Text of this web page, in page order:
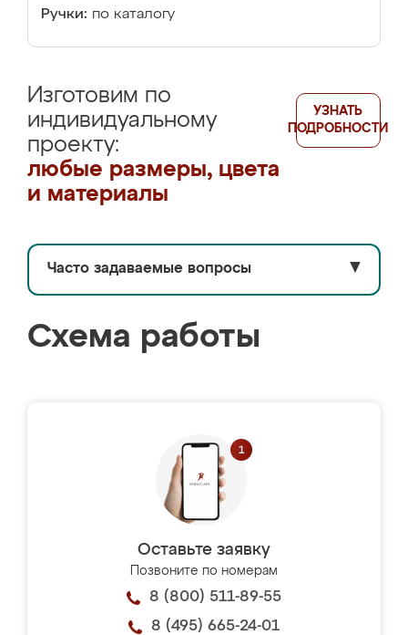
Ручки: по каталогу
Изготовим по
индивидуальному
проекту:
любые размеры, цвета
и материалы
УЗНАТЬ
ПОДРОБНОСТИ
Часто задаваемые вопросы ▼
Схема работы
Оставьте заявку
Позвоните по номерам
8 (800) 511-89-55
8 (495) 665-24-01